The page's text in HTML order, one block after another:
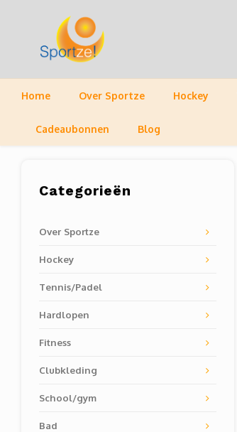
Home Over Sportze Hockey
Cadeaubonnen Blog
Categorieën
Over Sportze
Hockey
Tennis/Padel
Hardlopen
Fitness
Clubkleding
School/gym
Bad